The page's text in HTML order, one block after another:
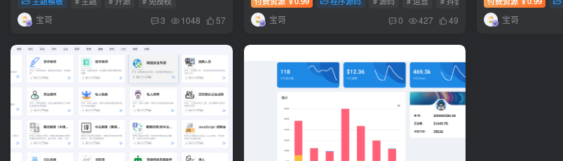
宝哥 3 1048 57 宝哥 0 427 49 宝哥